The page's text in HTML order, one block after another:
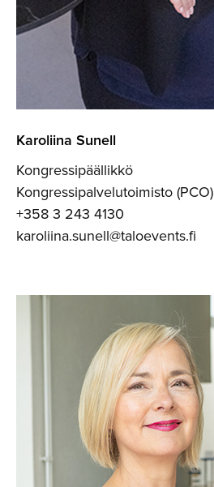
Karoliina Sunell
Kongressipäällikkö
Kongressipalvelutoimisto (PCO)
+358 3 243 4130
karoliina.sunell@taloevents.fi